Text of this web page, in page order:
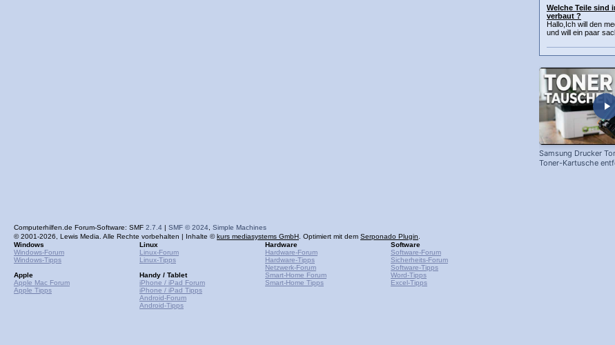
Welche Teile sind
verbaut ?
Hallo,Ich will den
und will ein paar
Samsung Drucker
Toner-Kartusche
Computerhilfen.de Forum-Software: SMF 2.7.4 | SMF © 2024 Simple Machines
© 2001-2026, Lewis Media. Alle Rechte vorbehalten | Inhalte ©kurs mediasystems GmbH . Optimiert mit dem Serponado Plugin
Windows
Windows-Forum
Windows-Tipps
Apple
Apple Mac Forum
Apple Tipps
Linux
Linux-Forum
Linux-Tipps
Handy / Tablet
iPhone / iPad Forum
iPhone / iPad Tipps
Android-Forum
Android-Tipps
Hardware
Hardware-Forum
Hardware-Tipps
Netzwerk-Forum
Smart-Home Forum
Smart-Home Tipps
Software
Software-Forum
Sicherheits-Forum
Software-Tipps
Word-Tipps
Excel-Tipps